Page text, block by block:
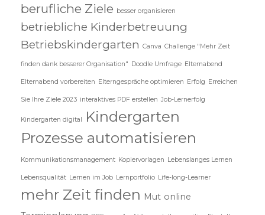
berufliche Ziele besser organisieren
betriebliche Kinderbetreuung
Betriebskindergarten Canva Challenge "Mehr Zeit
finden dank besserer Organisation" Doodle Umfrage Elternabend
Elternabend vorbereiten Elterngespräche optimieren Erfolg Erreichen
Sie Ihre Ziele 2023 interaktives PDF erstellen Job-Lernerfolg
Kindergarten digital
Kindergarten
Prozesse automatisieren
Kommunikationsmanagement Kopiervorlagen Lebenslanges Lernen
Lebensqualität Lernen im Job Lernportfolio Life-long-Learner
mehr Zeit finden Mut online